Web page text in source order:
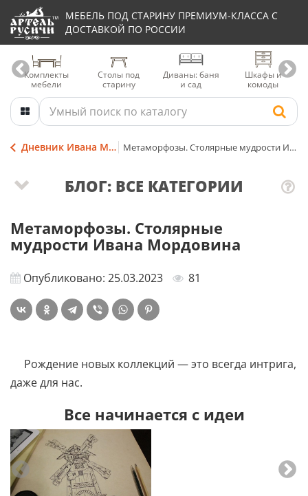
МЕБЕЛЬ ПОД СТАРИНУ ПРЕМИУМ-КЛАССА С
ДОСТАВКОЙ ПО РОССИИ
Комплекты
мебели
Столы под
старину
Диваны: баня
и сад
Шкафы и
комоды
Дневник Ивана Мордовина Метаморфозы. Столярные мудрости Ивана Мордовина
Метаморфозы. Столярные
мудрости Ивана Мордовина
Опубликовано: 25.03.2023 81
Рождение новых коллекций — это всегда интрига,
даже для нас.
Все начинается с идеи
БЛОГ: ВСЕ КАТЕГОРИИ